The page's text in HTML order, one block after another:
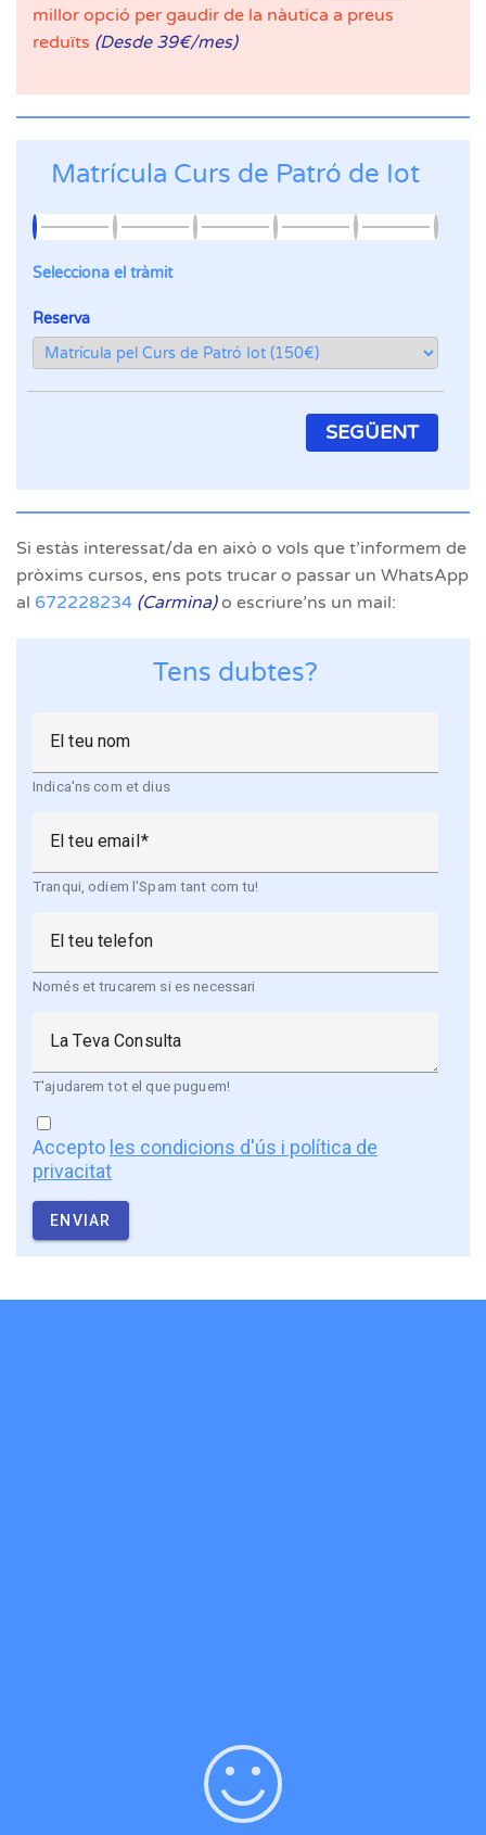
millor opció per gaudir de la nàutica a preus
reduïts (Desde 39€/mes)
Matrícula Curs de Patró de Iot
Selecciona el tràmit
Reserva
SEGÜENT
Si estàs interessat/da en això o vols que t’informem de
pròxims cursos, ens pots trucar o passar un WhatsApp
al 672228234 (Carmina)o escriure’ns un mail:
Tens dubtes?
El teu nom
Indica'ns com et dius
El teu email
Tranqui, odiem l'Spam tant com tu!
El teu telefon
Només et trucarem si es necessari
La Teva Consulta
T'ajudarem tot el que puguem!
Accepto les condicions d'ús i política de
privacitat
ENVIAR